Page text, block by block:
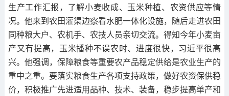
生产工作汇报，了解小麦收成、玉米种植、农资供应等情
况。他来到农田灌渠边察看水肥一体化设施，随后走进农田
同种粮大户、农机手、农技人员亲切交流。得知今年小麦亩
产又有提高，玉米播种不误农时、进度很快，习近平很高
兴。他强调，保障粮食等重要农产品稳定供给是农业生产的
重中之重。要落实粮食生产各项支持政策，做好农资保供稳
价，积极推广先进适用品种、技术、装备，稳步提高单产和